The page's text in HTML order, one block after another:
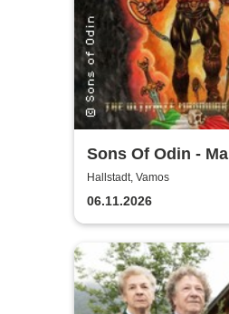
Sons Of Odin -
Tribute
Hallstadt, Vamos
06.11.2026